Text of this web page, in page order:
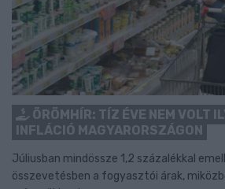
ÖRÖMHÍR: TÍZ ÉVE NEM VOLT
INFLÁCIÓ MAGYARORSZÁGON
Júliusban mindössze 1,2 százalékkal
összevetésben a fogyasztói árak,